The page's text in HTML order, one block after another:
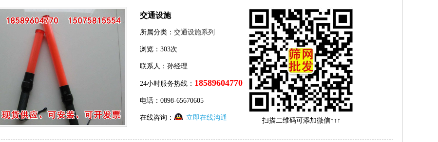
交通设施
所属分类： 交通设施系列
浏览： 303次
联系人：孙经理
24小时服务热线： 18589604770
电话：0898-65670605
在线咨询： 立即在线沟通 扫描二维码可添加微信↑↑↑